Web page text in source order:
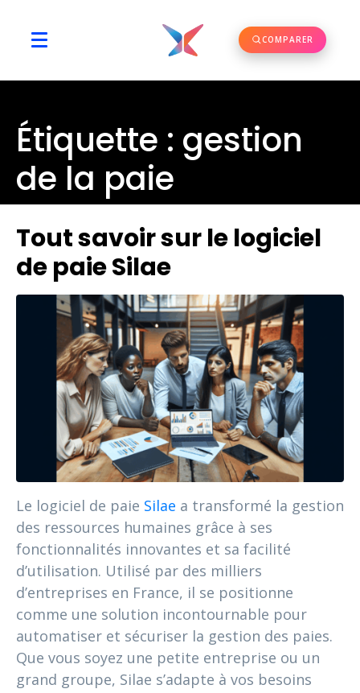
COMPARER
Étiquette : gestion
de la paie
Tout savoir sur le logiciel
de paie Silae
Le logiciel de paie Silae a transformé la gestion
des ressources humaines grâce à ses
fonctionnalités innovantes et sa facilité
d’utilisation. Utilisé par des milliers
d’entreprises en France, il se positionne
comme une solution incontournable pour
automatiser et sécuriser la gestion des paies.
Que vous soyez une petite entreprise ou un
grand groupe, Silae s’adapte à vos besoins